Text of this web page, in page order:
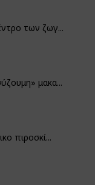
των ζωγ...
μακα...
πιροσκί...